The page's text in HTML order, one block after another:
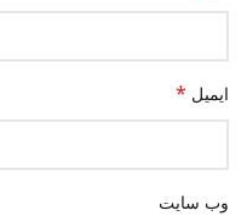
ایمیل *
وب‌ سایت